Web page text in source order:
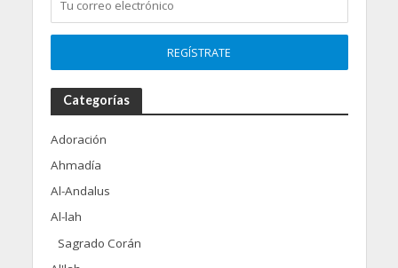
Categorías
Adoración
Ahmadía
Al-Andalus
Al-lah
Sagrado Corán